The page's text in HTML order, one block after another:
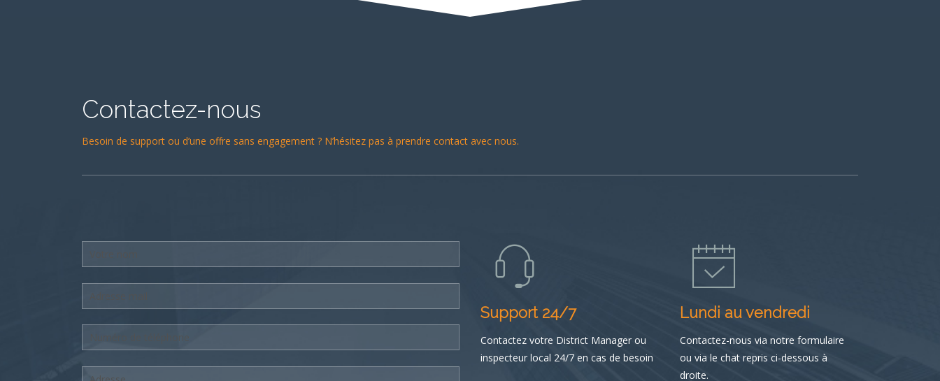
Contactez-nous
Besoin de support ou d’une offre sans engagement ? N’hésitez pas à prendre contact avec nous.
Support 24/7
Contactez votre District Manager ou
inspecteur local 24/7 en cas de besoin
Lundi au vendredi
Contactez-nous via notre formulaire
ou via le chat repris ci-dessous à
droite.